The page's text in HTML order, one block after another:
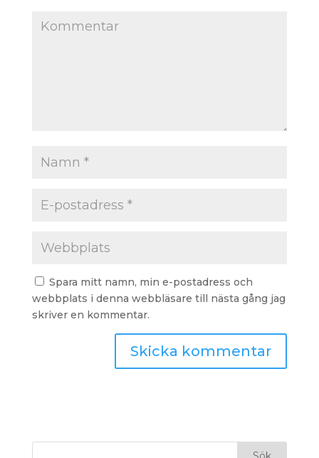
Spara mitt namn, min e-postadress och
webbplats i denna webbläsare till nästa gång jag
skriver en kommentar.